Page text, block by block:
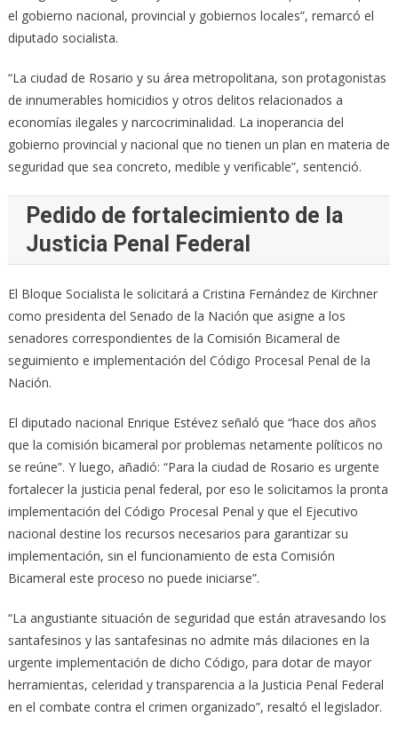
el gobierno nacional, provincial y gobiernos locales”, remarcó el
diputado socialista.
“La ciudad de Rosario y su área metropolitana, son protagonistas
de innumerables homicidios y otros delitos relacionados a
economías ilegales y narcocriminalidad. La inoperancia del
gobierno provincial y nacional que no tienen un plan en materia de
seguridad que sea concreto, medible y verificable”, sentenció.
Pedido de fortalecimiento de la
Justicia Penal Federal
El Bloque Socialista le solicitará a Cristina Fernández de Kirchner
como presidenta del Senado de la Nación que asigne a los
senadores correspondientes de la Comisión Bicameral de
seguimiento e implementación del Código Procesal Penal de la
Nación.
El diputado nacional Enrique Estévez señaló que “hace dos años
que la comisión bicameral por problemas netamente políticos no
se reúne”. Y luego, añadió: “Para la ciudad de Rosario es urgente
fortalecer la justicia penal federal, por eso le solicitamos la pronta
implementación del Código Procesal Penal y que el Ejecutivo
nacional destine los recursos necesarios para garantizar su
implementación, sin el funcionamiento de esta Comisión
Bicameral este proceso no puede iniciarse”.
“La angustiante situación de seguridad que están atravesando los
santafesinos y las santafesinas no admite más dilaciones en la
urgente implementación de dicho Código, para dotar de mayor
herramientas, celeridad y transparencia a la Justicia Penal Federal
en el combate contra el crimen organizado”, resaltó el legislador.